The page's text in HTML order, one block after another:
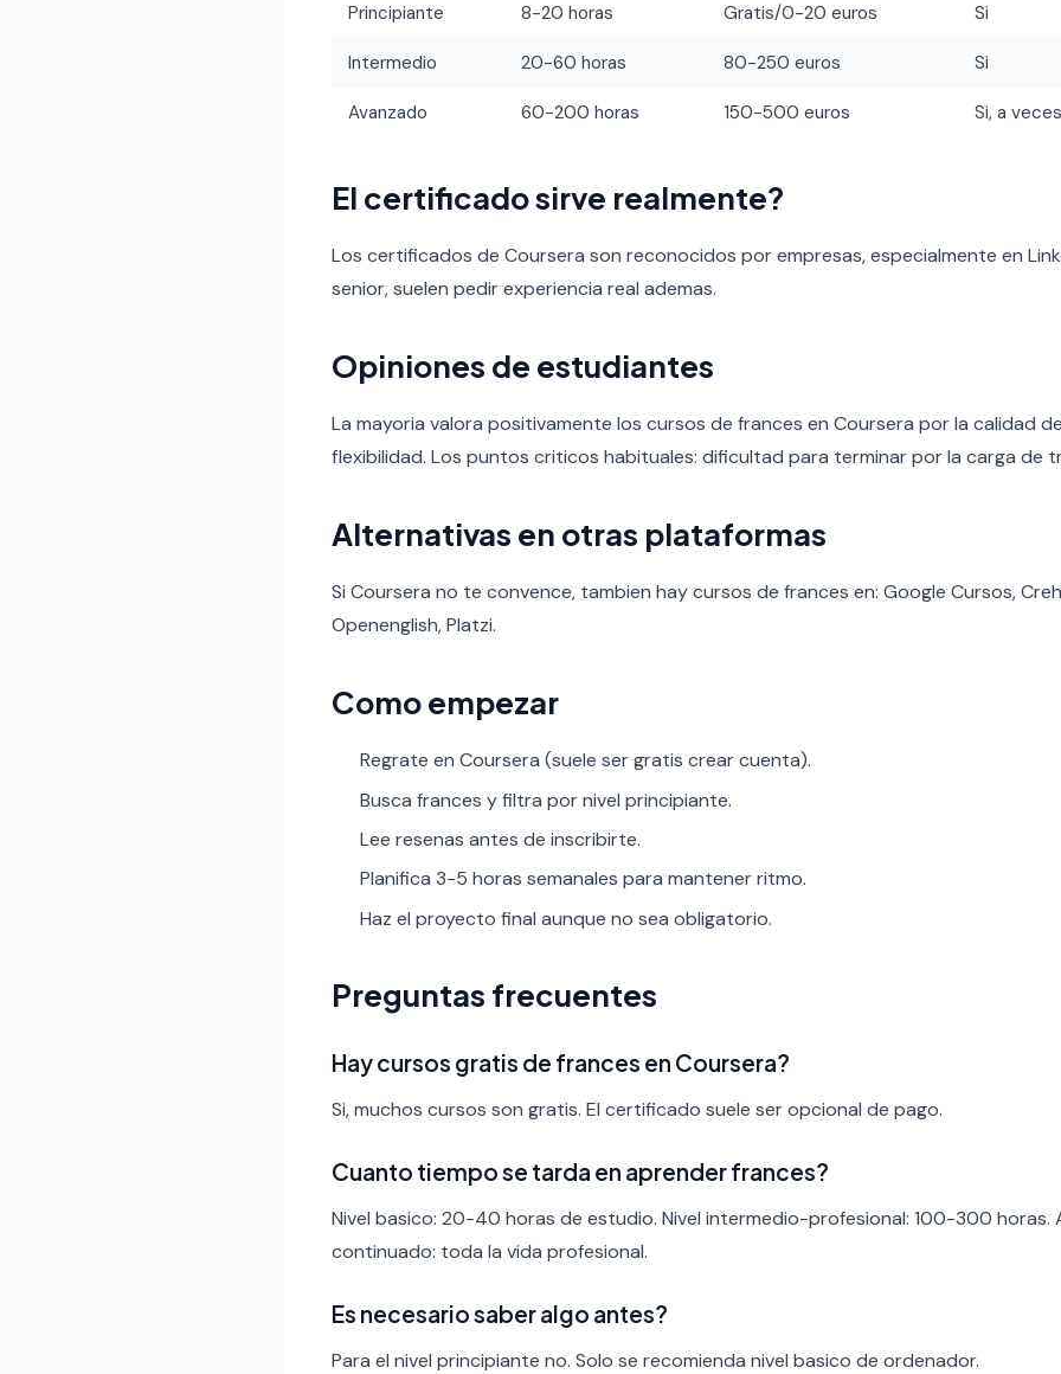
Principiante 8-20 horas Gratis/0-20 euros Si
Intermedio 20-60 horas 80-250 euros Si
Avanzado 60-200 horas 150-500 euros Si, a
El certificado sirve realmente?
Los certificados de Coursera son reconocidos por empresas, especialmente en
senior, suelen pedir experiencia real ademas.
Opiniones de estudiantes
La mayoria valora positivamente los cursos de frances en Coursera por la calidad
flexibilidad. Los puntos criticos habituales: dificultad para terminar por la carga de
Alternativas en otras plataformas
Si Coursera no te convence, tambien hay cursos de frances en: Google Cursos,
Openenglish, Platzi.
Como empezar
Regrate en Coursera (suele ser gratis crear cuenta).
Busca frances y filtra por nivel principiante.
Lee resenas antes de inscribirte.
Planifica 3-5 horas semanales para mantener ritmo.
Haz el proyecto final aunque no sea obligatorio.
Preguntas frecuentes
Hay cursos gratis de frances en Coursera?
Si, muchos cursos son gratis. El certificado suele ser opcional de pago.
Cuanto tiempo se tarda en aprender frances?
Nivel basico: 20-40 horas de estudio. Nivel intermedio-profesional: 100-300 horas.
continuado: toda la vida profesional.
Es necesario saber algo antes?
Para el nivel principiante no. Solo se recomienda nivel basico de ordenador.